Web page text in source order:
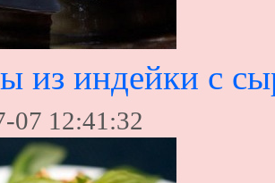
из индейки с
07 12:41:32